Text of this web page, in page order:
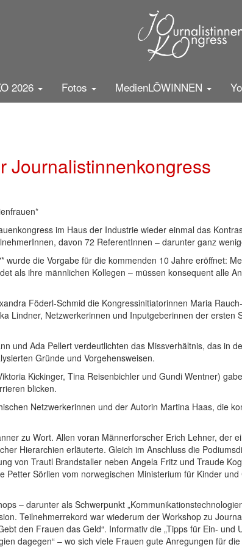
2026 Fotos MedienLÖWINNEN
zum Fall Pelicot
Mittwoch
Journalistinnenkongress
im Haus der Industrie wieder einmal das
davon 72 ReferentInnen – darunter ganz
wurde die Vorgabe für die kommenden 10 Jahre eröffnet:
als ihre männlichen Kollegen – müssen konsequent alle
Föderl-Schmid die Kongressinitiatorinnen Maria
Lindner, Netzwerkerinnen und Inputgeberinnen der ersten
und Ada Pellert verdeutlichten das Missverhältnis, das in
Gründe und Vorgehensweisen.
Kickinger, Tina Reisenbichler und Gundi Wentner)
blicken.
Netzwerkerinnen und der Autorin Martina Haas, die
zu Wort. Allen voran Männerforscher Erich Lehner, der
Hierarchien erläuterte. Gleich im Anschluss die
von Trautl Brandstaller neben Angela Fritz und Traude
Petter Sörlien vom norwegischen Ministerium für Kinder
– darunter als Schwerpunkt
Teilnehmerrekord war wiederum der Workshop zu
den Frauen das Geld“. Informativ die „Tipps für Ein- und
dagegen“ – wo sich viele Frauen gute Anregungen für